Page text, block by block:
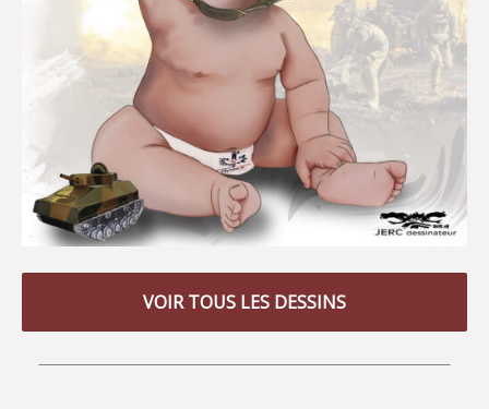
VOIR TOUS LES DESSINS